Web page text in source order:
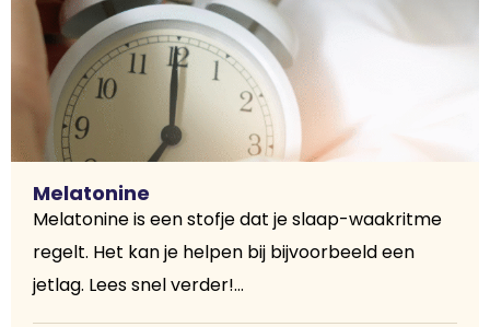
Melatonine
Melatonine is een stofje dat je slaap-waakritme
regelt. Het kan je helpen bij bijvoorbeeld een
jetlag. Lees snel verder!...